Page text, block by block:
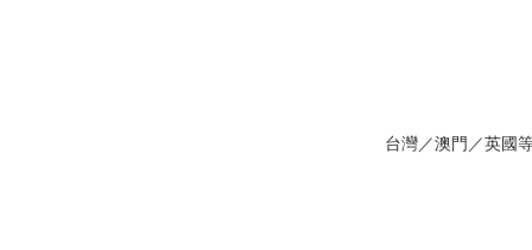
台灣／澳門／英國